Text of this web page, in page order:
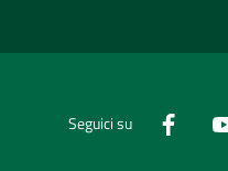
Seguici su